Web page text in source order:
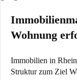
Wohnung
Immobilien in
Struktur zum Ziel